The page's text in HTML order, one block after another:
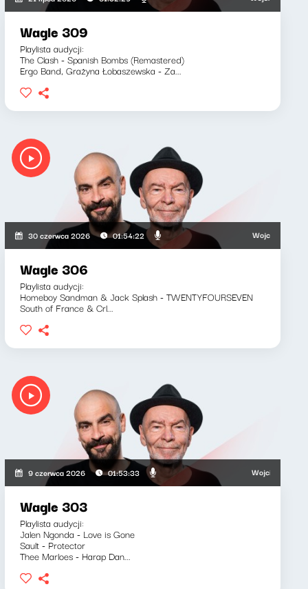
Wagle 309
Playlista audycji:
The Clash - Spanish Bombs (Remastered)
Ergo Band, Grażyna Łobaszewska - Za...
30 czerwca 2026 01:54:22 Wojciech
Wagle 306
Playlista audycji:
Homeboy Sandman & Jack Splash - TWENTYFOURSEVEN
South of France & Crl...
Bartosz "Fisz" Waglewski
9 czerwca 2026 01:53:33 Wojciech
Wagle 303
Playlista audycji:
Jalen Ngonda - Love is Gone
Sault - Protector
Thee Marloes - Harap Dan...